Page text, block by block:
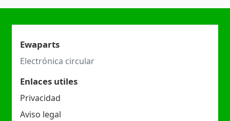
Ewaparts
Electrónica circular
Enlaces utiles
Privacidad
Aviso legal